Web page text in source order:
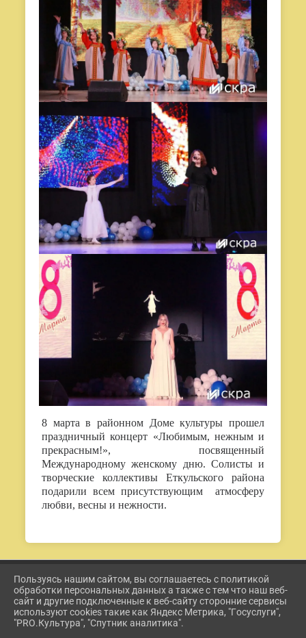
8 марта в районном Доме культуры прошел
праздничный концерт «Любимым, нежным и
прекрасным!», посвященный
Международному женскому дню. Солисты и
творческие коллективы Еткульского района
подарили всем присутствующим атмосферу
любви, весны и нежности.
2026 Г. ETKUL-KULTURA.RU
ВХОД
КАРТА САЙТА
ПОЛИТИКА ОБРАБОТКИ ПЕРСОНАЛЬНЫХ ДАННЫХ
Пользуясь нашим сайтом, вы соглашаетесь с политикой
обработки персональных данных а также с тем что наш веб-
сайт и другие подключенные к веб-сайту сторонние сервисы
используют cookies такие как Яндекс Метрика, "Госуслуги",
"PRO.Культура", "Спутник аналитика".